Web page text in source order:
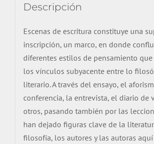
Descripción
Escenas de escritura constituye una
inscripción, un marco, en donde
diferentes estilos de pensamiento
los vínculos subyacente entre lo
literario. A través del ensayo, el
conferencia, la entrevista, el diario de
otros, pasando también por las
han dejado figuras clave de la
filosofía, los autores y las autoras